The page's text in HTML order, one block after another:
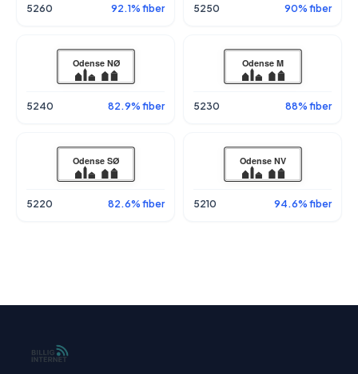
5260 92.1% fiber 5250 90% fiber
5240 82.9% fiber 5230 88% fiber
5220 82.6% fiber 5210 94.6% fiber